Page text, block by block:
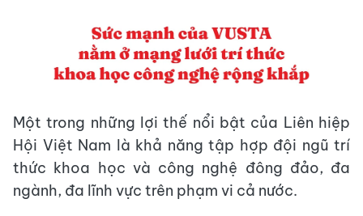
Một trong những lợi thế nổi bật của Liên hiệp
Hội Việt Nam là khả năng tập hợp đội ngũ trí
thức khoa học và công nghệ đông đảo, đa
ngành, đa lĩnh vực trên phạm vi cả nước.